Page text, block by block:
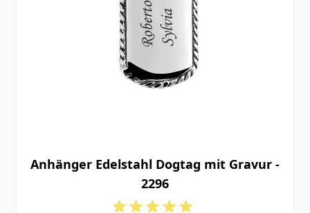
Anhänger Edelstahl Dogtag mit Gravur -
2296